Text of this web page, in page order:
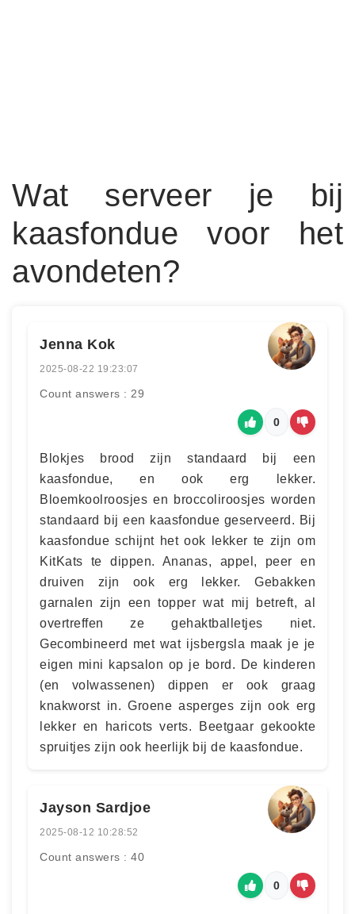
Wat serveer je bij
kaasfondue voor het
avondeten?
Jenna Kok
2025-08-22 19:23:07
Count answers : 29
0
Blokjes brood zijn standaard bij een
kaasfondue, en ook erg lekker.
Bloemkoolroosjes en broccoliroosjes worden
standaard bij een kaasfondue geserveerd. Bij
kaasfondue schijnt het ook lekker te zijn om
KitKats te dippen. Ananas, appel, peer en
druiven zijn ook erg lekker. Gebakken
garnalen zijn een topper wat mij betreft, al
overtreffen ze gehaktballetjes niet.
Gecombineerd met wat ijsbergsla maak je je
eigen mini kapsalon op je bord. De kinderen
(en volwassenen) dippen er ook graag
knakworst in. Groene asperges zijn ook erg
lekker en haricots verts. Beetgaar gekookte
spruitjes zijn ook heerlijk bij de kaasfondue.
Jayson Sardjoe
2025-08-12 10:28:52
Count answers : 40
0